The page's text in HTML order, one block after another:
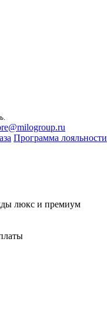
Программа лояльности
люкс и премиум